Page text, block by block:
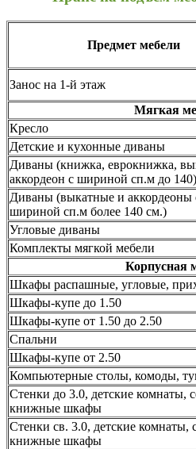
Предмет мебели
Занос на 1-й этаж
Мягкая
Кресло
Детские и кухонные диваны
Диваны (книжка, еврокнижка,
аккордеон с шириной сп.м до 140)
Диваны (выкатные и аккордеоны
шириной сп.м более 140 см.)
Угловые диваны
Комплекты мягкой мебели
Корпусная
Шкафы распашные, угловые,
Шкафы-купе до 1.50
Шкафы-купе от 1.50 до 2.50
Спальни
Шкафы-купе от 2.50
Компьютерные столы, комоды,
Стенки до 3.0, детские комнаты,
книжные шкафы
Стенки св. 3.0, детские комнаты,
книжные шкафы